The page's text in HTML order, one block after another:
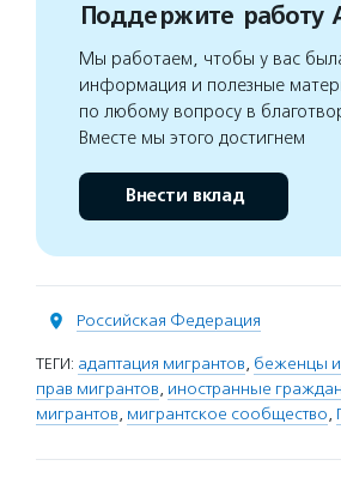
Поддержите работу
Мы работаем, чтобы у вас
информация и полезные
по любому вопросу в
Вместе мы этого достигнем
Внести вклад
Российская Федерация
ТЕГИ: адаптация мигрантов, беженцы
прав мигрантов, иностранные
мигрантов, мигрантское сообщество,